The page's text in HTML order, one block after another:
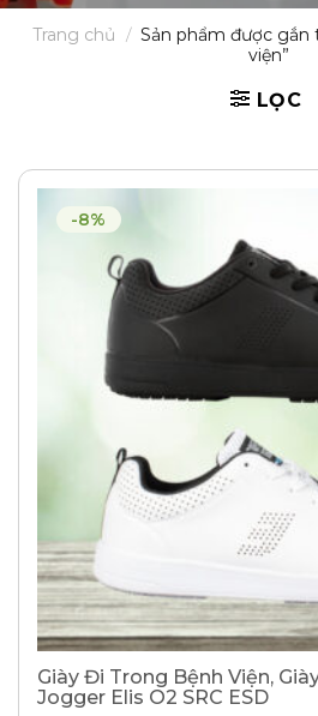
Trang chủ / Sản phẩm được gắn
viện”
LỌC
-8%
Giày Đi Trong Bệnh Viện,
Jogger Elis O2 SRC ESD